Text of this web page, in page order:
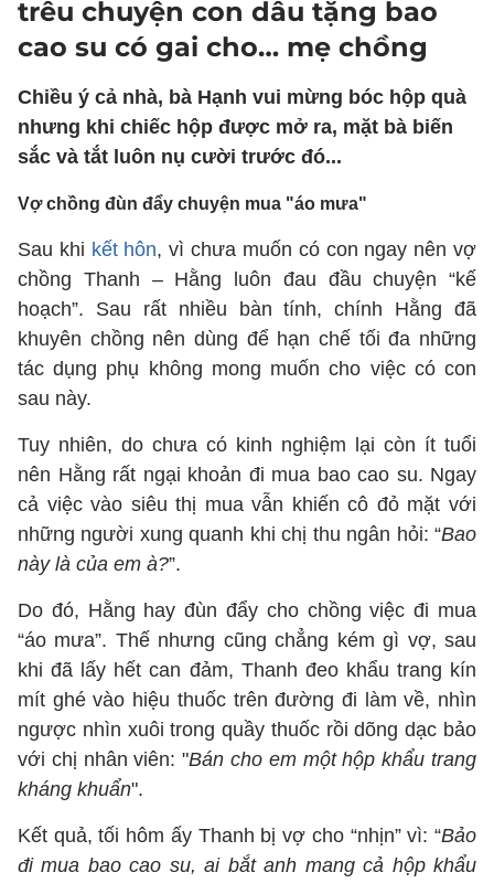
trêu chuyện con dâu tặng bao
cao su có gai cho… mẹ chồng
Chiều ý cả nhà, bà Hạnh vui mừng bóc hộp quà
nhưng khi chiếc hộp được mở ra, mặt bà biến
sắc và tắt luôn nụ cười trước đó...
Vợ chồng đùn đẩy chuyện mua "áo mưa"
Sau khi kết hôn, vì chưa muốn có con ngay nên vợ
chồng Thanh – Hằng luôn đau đầu chuyện “kế
hoạch”. Sau rất nhiều bàn tính, chính Hằng đã
khuyên chồng nên dùng để hạn chế tối đa những
tác dụng phụ không mong muốn cho việc có con
sau này.
Tuy nhiên, do chưa có kinh nghiệm lại còn ít tuổi
nên Hằng rất ngại khoản đi mua bao cao su. Ngay
cả việc vào siêu thị mua vẫn khiến cô đỏ mặt với
những người xung quanh khi chị thu ngân hỏi: “Bao
này là của em à?”.
Do đó, Hằng hay đùn đẩy cho chồng việc đi mua
“áo mưa”. Thế nhưng cũng chẳng kém gì vợ, sau
khi đã lấy hết can đảm, Thanh đeo khẩu trang kín
mít ghé vào hiệu thuốc trên đường đi làm về, nhìn
ngược nhìn xuôi trong quầy thuốc rồi dõng dạc bảo
với chị nhân viên: "Bán cho em một hộp khẩu trang
kháng khuẩn".
Kết quả, tối hôm ấy Thanh bị vợ cho “nhịn” vì: “Bảo
đi mua bao cao su, ai bắt anh mang cả hộp khẩu